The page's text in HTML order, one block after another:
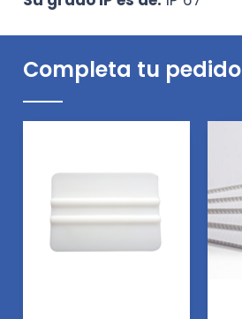
Completa tu pedido